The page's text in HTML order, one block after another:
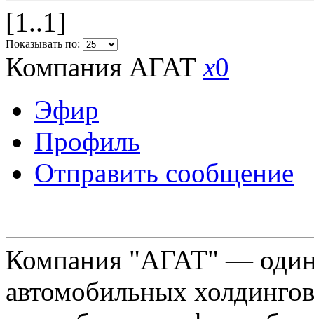
[1..1]
Показывать по:
Компания АГАТx0
Эфир
Профиль
Отправить сообщение
Компания "АГАТ" —
автомобильных